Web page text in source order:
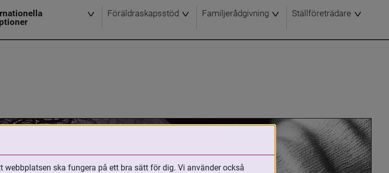
Föräldraskapsstöd Familjerådgivning Ställföreträdare
ska fungera på ett bra sätt för dig. Vi använder också